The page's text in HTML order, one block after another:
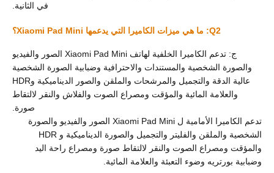
في الثانية.
Q2: ما هي ميزات الكاميرا التي يدعمها Xiaomi Pad Mini؟
ج: تدعم الكاميرا الخلفية لهاتف Xiaomi Pad Mini الصور والفيديو
والصورة الشخصية والمستندات والاحترافية وضبابية الصورة الشخصية
عالية الدقة والتجميل والمرشحات والملقن والصور الديناميكية وHDR
والعلامة المائية والمؤقت ومصراع الصوت والفلاش والنقر لالتقاط
صورة.
تدعم الكاميرا الأمامية ل Xiaomi Pad Mini الصور والفيديو والصورة
الشخصية والملقن والفليتر والتجميل والصورة الديناميكية و HDR
والمؤقت ومصراع الصوت والنقر لالتقاط صورة ومصراع راحة اليد
وضبابية بورتريه وضوء التعبئة والعلامة المائية.